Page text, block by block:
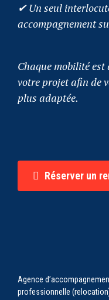
✔ Un seul
accompagnement
Chaque mobilité
votre projet afin de
plus adaptée.
Réserver un
Agence
professionnelle